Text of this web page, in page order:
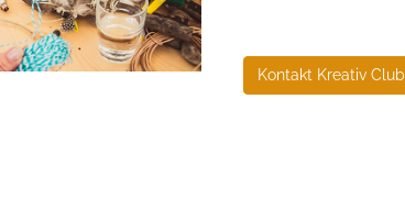
Kontakt Kreativ Club